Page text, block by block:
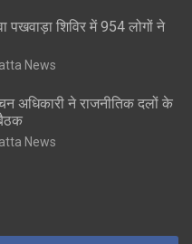
पखवाड़ा शिविर में 954 लोगों ने
News
अधिकारी ने राजनीतिक दलों के
News